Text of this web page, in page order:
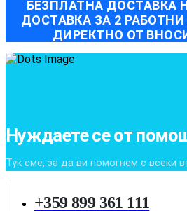
БЕЗПЛАТНА ДОСТАВКА
ДОСТАВКА ЗА 2
ДИРЕКТНО ОТ
Нуждаете се от
Тук сме, за да ви помогнем с всеки
+359 899 361 111